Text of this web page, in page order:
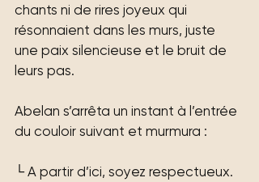
chants ni de rires joyeux qui
résonnaient dans les murs, juste
une paix silencieuse et le bruit de
leurs pas.
Abelan s’arrêta un instant à l’entrée
du couloir suivant et murmura :
└ A partir d’ici, soyez respectueux.